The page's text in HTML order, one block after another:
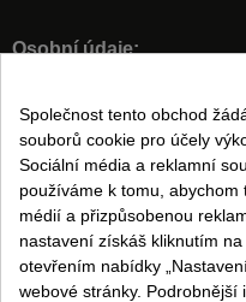
Osobní údaje:
Právní informace:
Podmínky prodeje
Právní upozornění
Zásady ochrany osobních údajů
Společnost tento obchod
souborů cookie pro účely
Sociální média a reklamní
používáme k tomu,
médií a přizpůsobenou
nastavení získáš kliknutím
otevřením nabídky
webové stránky. Podrobnější